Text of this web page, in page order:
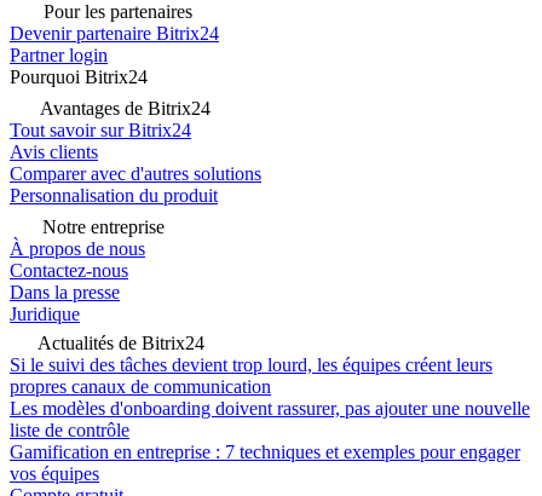
Pour les partenaires
Devenir partenaire Bitrix24
Partner login
Pourquoi Bitrix24
Avantages de Bitrix24
Tout savoir sur Bitrix24
Avis clients
Comparer avec d'autres solutions
Personnalisation du produit
Notre entreprise
À propos de nous
Contactez-nous
Dans la presse
Juridique
Actualités de Bitrix24
Si le suivi des tâches devient trop lourd, les équipes créent leurs
propres canaux de communication
Les modèles d'onboarding doivent rassurer, pas ajouter une nouvelle
liste de contrôle
Gamification en entreprise : 7 techniques et exemples pour engager
vos équipes